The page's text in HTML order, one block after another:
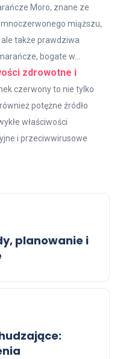
Moro, znane ze
miąższu,
także prawdziwa
bogate w...
zdrowotne i
czerwony to nie tylko
potężne źródło
właściwości
i przeciwwirusowe
planowanie i